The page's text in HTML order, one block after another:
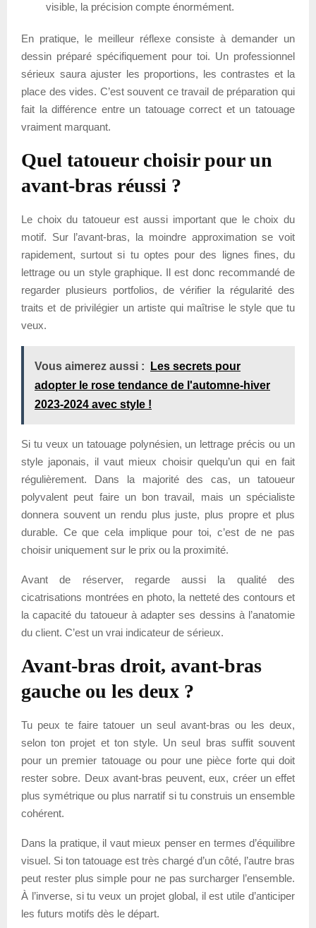
visible, la précision compte énormément.
En pratique, le meilleur réflexe consiste à demander un
dessin préparé spécifiquement pour toi. Un professionnel
sérieux saura ajuster les proportions, les contrastes et la
place des vides. C’est souvent ce travail de préparation qui
fait la différence entre un tatouage correct et un tatouage
vraiment marquant.
Quel tatoueur choisir pour un
avant-bras réussi ?
Le choix du tatoueur est aussi important que le choix du
motif. Sur l’avant-bras, la moindre approximation se voit
rapidement, surtout si tu optes pour des lignes fines, du
lettrage ou un style graphique. Il est donc recommandé de
regarder plusieurs portfolios, de vérifier la régularité des
traits et de privilégier un artiste qui maîtrise le style que tu
veux.
Vous aimerez aussi :
Les secrets pour
adopter le rose tendance de l'automne-hiver
2023-2024 avec style !
Si tu veux un tatouage polynésien, un lettrage précis ou un
style japonais, il vaut mieux choisir quelqu’un qui en fait
régulièrement. Dans la majorité des cas, un tatoueur
polyvalent peut faire un bon travail, mais un spécialiste
donnera souvent un rendu plus juste, plus propre et plus
durable. Ce que cela implique pour toi, c’est de ne pas
choisir uniquement sur le prix ou la proximité.
Avant de réserver, regarde aussi la qualité des
cicatrisations montrées en photo, la netteté des contours et
la capacité du tatoueur à adapter ses dessins à l’anatomie
du client. C’est un vrai indicateur de sérieux.
Avant-bras droit, avant-bras
gauche ou les deux ?
Tu peux te faire tatouer un seul avant-bras ou les deux,
selon ton projet et ton style. Un seul bras suffit souvent
pour un premier tatouage ou pour une pièce forte qui doit
rester sobre. Deux avant-bras peuvent, eux, créer un effet
plus symétrique ou plus narratif si tu construis un ensemble
cohérent.
Dans la pratique, il vaut mieux penser en termes d’équilibre
visuel. Si ton tatouage est très chargé d’un côté, l’autre bras
peut rester plus simple pour ne pas surcharger l’ensemble.
À l’inverse, si tu veux un projet global, il est utile d’anticiper
les futurs motifs dès le départ.